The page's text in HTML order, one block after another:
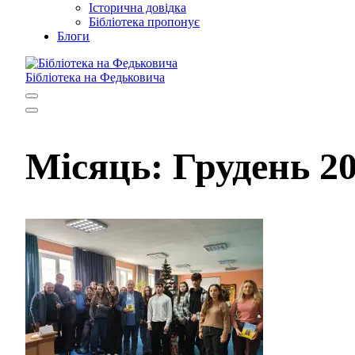
Історична довідка
Бібліотека пропонує
Блоги
Бібліотека на Федьковича
Місяць: Грудень